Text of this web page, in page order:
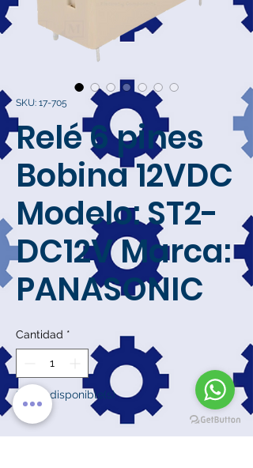
SKU: 17-705
Relé 6 pines
Bobina 12VDC
Modelo: ST2-
DC12V Marca:
PANASONIC
Cantidad *
Solo 1 disponible(s)